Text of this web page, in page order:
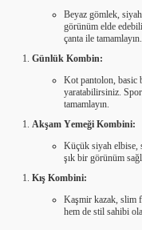
Beyaz gömlek,
görünüm elde
çanta ile tamamlayın.
Günlük Kombin:
Kot pantolon, basic
yaratabilirsiniz.
tamamlayın.
Akşam Yemeği Kombini:
Küçük siyah elbise,
şık bir görünüm
Kış Kombini:
Kaşmir kazak, slim
hem de stil sahibi